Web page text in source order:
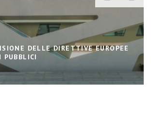
DELLE DIRETTIVE EUROPEE
PUBBLICI